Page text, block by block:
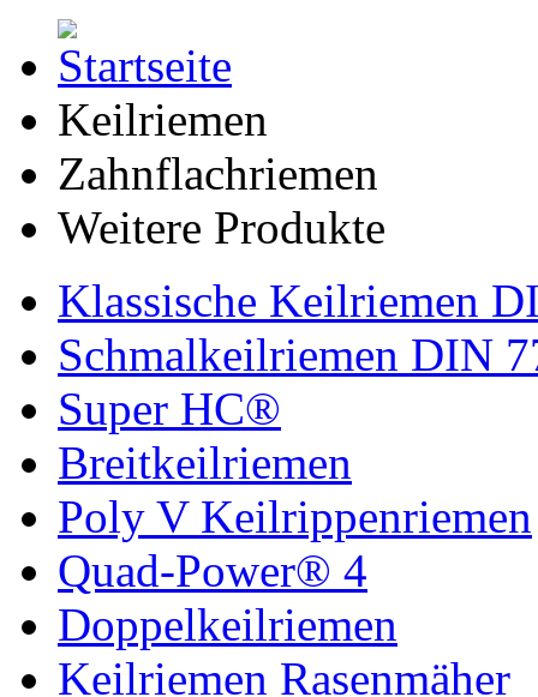
Keilriemen
Zahnflachriemen
Weitere Produkte
Klassische Keilriemen
Schmalkeilriemen DIN
Super HC®
Breitkeilriemen
Poly V Keilrippenriemen
Quad-Power® 4
Doppelkeilriemen
Keilriemen Rasenmäher